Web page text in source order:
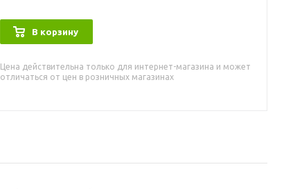
В корзину
Цена действительна только для интернет-магазина и может
отличаться от цен в розничных магазинах